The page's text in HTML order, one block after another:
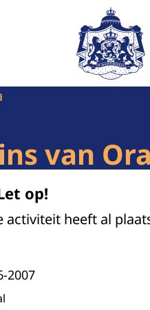
Naar de
van
op!
activiteit heeft al
2007